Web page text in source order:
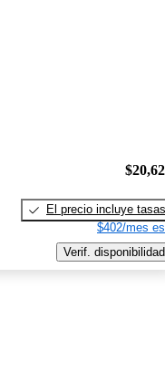
El precio incluye tasas
$402/mes
Verif. disponibilidad